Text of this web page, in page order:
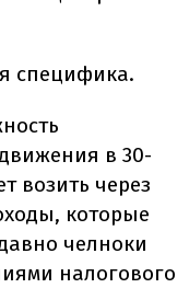
специфика.
в 30-
возить через
которые
челноки
налогового